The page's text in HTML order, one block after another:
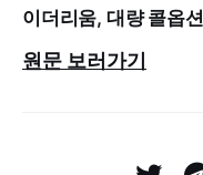
이더리움, 대량 콜옵
원문 보러가기